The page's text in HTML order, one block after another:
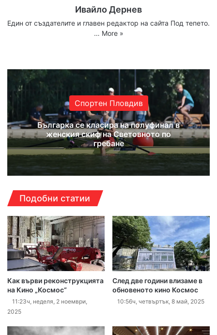
Ивайло Дернев
Един от създателите и главен редактор на сайта Под тепето.
… More »
Спортен Пловдив
Българка се класира на полуфинал в
женския скиф на Световното по
гребане
Подобни статии
Как върви реконструкцията
на Кино „Космос“
11:23ч, неделя, 2 ноември,
2025
След две години влизаме в
обновеното кино Космос
10:56ч, четвъртък, 8 май, 2025